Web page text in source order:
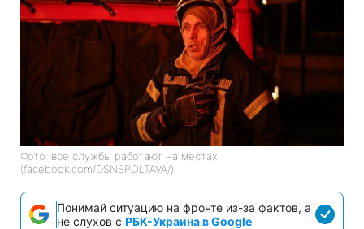
Фото: все службы работают на местах
(facebook.com/DSNSPOLTAVA/)
Понимай ситуацию на фронте из-за фактов, а
не слухов с РБК-Украина в Google